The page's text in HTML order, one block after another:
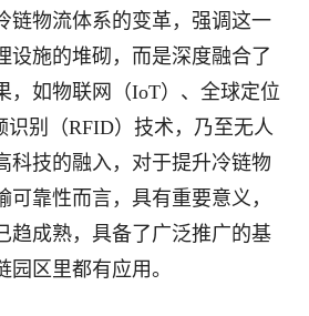
链物流体系的变革，强调这一
设施的堆砌，而是深度融合了
，如物联网（IoT）、全球定位
识别（RFID）技术，乃至无人
科技的融入，对于提升冷链物
可靠性而言，具有重要意义，
趋成熟，具备了广泛推广的基
区里都有应用。